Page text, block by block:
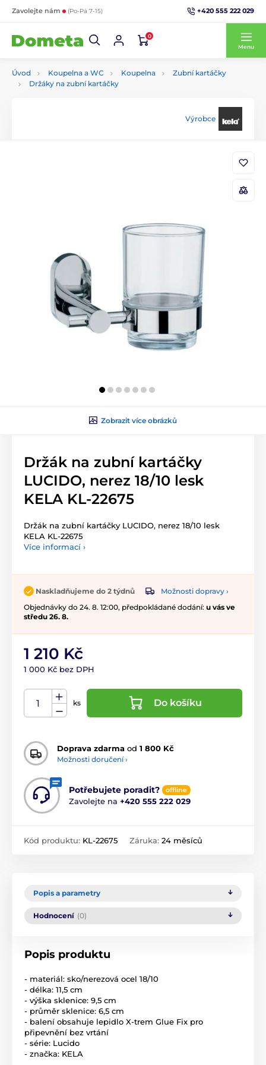
Zavolejte nám (Po-Pá 7-15) +420 555 222 029
0
Menu
Úvod Koupelna a WC Koupelna
Zubní kartáčky
Držáky na zubní kartáčky
Výrobce
Zobrazit více obrázků
Držák na zubní kartáčky
LUCIDO, nerez 18/10 lesk
KELA KL-22675
Držák na zubní kartáčky LUCIDO, nerez 18/10 lesk
KELA KL-22675
Více informací ›
Naskladňujeme do 2 týdnů
Možnosti dopravy ›
Objednávky do 24. 8. 12:00, předpokládané dodání: u vás ve
středu 26. 8.
1 210 Kč
1 000 Kč bez DPH
ks Do košíku
Doprava zdarma od 1 800 Kč
Možnosti doručení ›
Potřebujete poradit? offline
Zavolejte na +420 555 222 029
Kód produktu: KL-22675 Záruka: 24 měsíců
Popis a parametry
Hodnocení (0)
Popis produktu
- materiál: sko/nerezová ocel 18/10
- délka: 11,5 cm
- výška sklenice: 9,5 cm
- průměr sklenice: 6,5 cm
- balení obsahuje lepidlo X-trem Glue Fix pro
připevnění bez vrtání
- série: Lucido
- značka: KELA